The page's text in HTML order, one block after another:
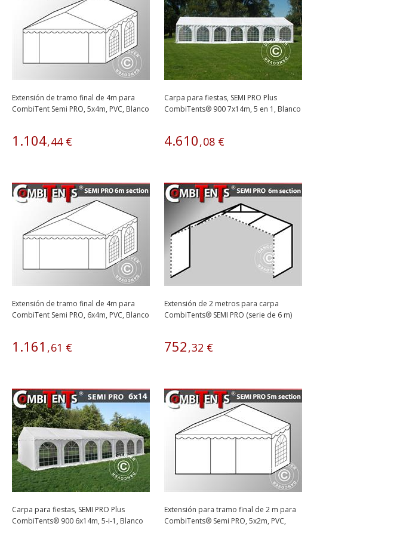
Extensión de tramo final de 4m para
CombiTent Semi PRO, 5x4m, PVC, Blanco
1 .104,44€
Carpa para fiestas, SEMI PRO Plus
CombiTents® 900 7x14m, 5 en 1, Blanco
4.610,08 €
Extensión de tramo final de 4m para
CombiTent Semi PRO, 6x4m, PVC, Blanco
1 .161 ,61 €
Extensión de 2 metros para carpa
CombiTents® SEMI PRO (serie de 6 m)
752,32 €
Carpa para fiestas, SEMI PRO Plus
CombiTents® 900 6x14m, 5-i-1, Blanco
Extensión para tramo final de 2 m para
CombiTents® Semi PRO, 5x2m, PVC,